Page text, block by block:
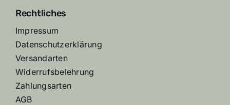
Rechtliches
Impressum
Datenschutzerklärung
Versandarten
Widerrufsbelehrung
Zahlungsarten
AGB